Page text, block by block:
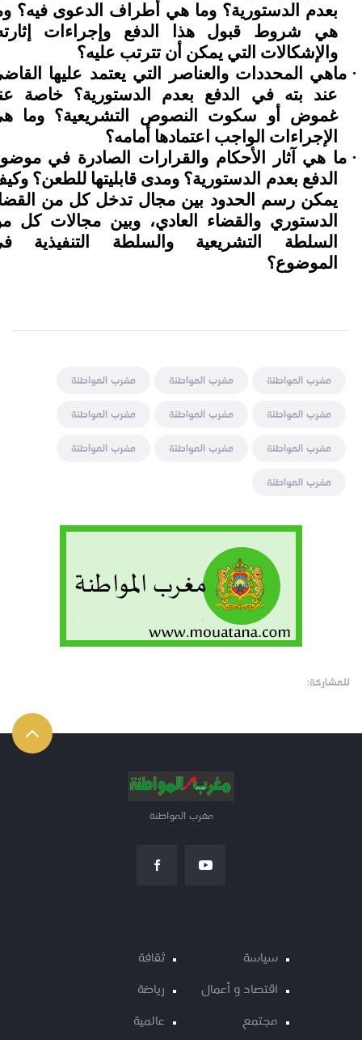
بعدم الدستورية؟ وما هي أطراف الدعوى فيه؟
هي شروط قبول هذا الدفع وإجراءات
والإشكالات التي يمكن أن تترتب عليه؟
· ماهي المحددات والعناصر التي يعتمد عليها
عند بته في الدفع بعدم الدستورية؟ خاصة
غموض أو سكوت النصوص التشريعية؟ وما
الإجراءات الواجب اعتمادها أمامه؟
· ما هي آثار الأحكام والقرارات الصادرة في
الدفع بعدم الدستورية؟ ومدى قابليتها للطعن؟
يمكن رسم الحدود بين مجال تدخل كل من
الدستوري والقضاء العادي، وبين مجالات كل
السلطة التشريعية والسلطة التنفيذية
الموضوع؟
مغرب المواطنة مغرب المواطنة
مغرب المواطنة
مغرب المواطنة
مغرب المواطنة
مغرب المواطنة
مغرب المواطنة
مغرب المواطنة
مغرب المواطنة
مغرب المواطنة
للمشاركة:
مغرب المواطنة
سياسة
اقتصاد و أعمال
مجتمع
ثقافة
رياضة
عالمية